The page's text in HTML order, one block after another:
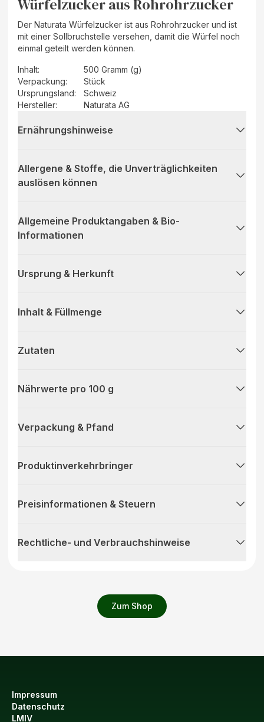
Zum Shop
Würfelzucker aus Rohrohrzucker
Der Naturata Würfelzucker ist aus Rohrohrzucker und ist
mit einer Sollbruchstelle versehen, damit die Würfel noch
einmal geteilt werden können.
Inhalt:
500 Gramm (g)
Verpackung:
Stück
Ursprungsland:
Schweiz
Hersteller: Naturata AG
Ernährungshinweise
Allergene & Stoffe, die Unverträglichkeiten
auslösen können
Allgemeine Produktangaben & Bio-
Informationen
Ursprung & Herkunft
Inhalt & Füllmenge
Zutaten
Nährwerte pro 100 g
Verpackung & Pfand
Produktinverkehrbringer
Preisinformationen & Steuern
Rechtliche- und Verbrauchshinweise
Impressum
Datenschutz
LMIV